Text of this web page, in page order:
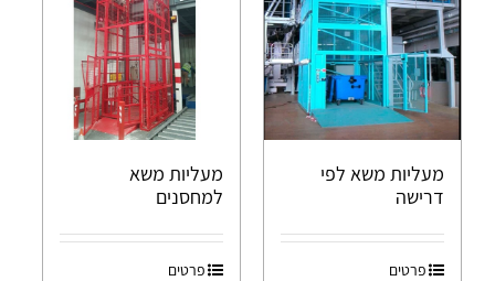
מעליות משא לפי
דרישה
פרטים
מעליות משא
למחסנים
פרטים